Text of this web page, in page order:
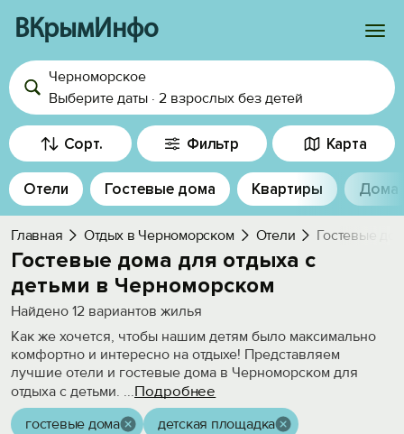
ВКрымИнфо
Войти
Избранное
История просмотра
Добавить свой объект
Черноморское
Выберите даты · 2 взрослых без детей
Сорт. Фильтр Карта
Отели Гостевые дома Квартиры Дома
Главная Отдых в Черноморском Отели Гостевые
Гостевые дома для отдыха с
детьми в Черноморском
Найдено 12 вариантов жилья
Как же хочется, чтобы нашим детям было максимально
комфортно и интересно на отдыхе! Представляем
лучшие отели и гостевые дома в Черноморском для
отдыха с детьми. ...Подробнее
гостевые дома детская площадка